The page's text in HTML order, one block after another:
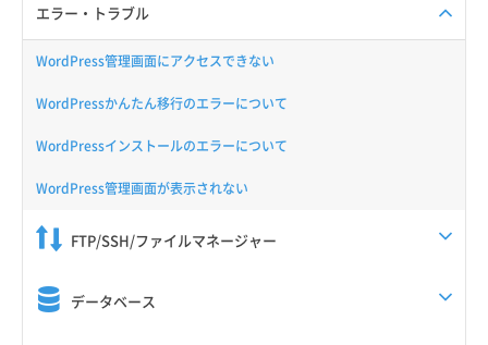
エラー・トラブル
WordPress管理画面にアクセスできない
WordPressかんたん移行のエラーについて
WordPressインストールのエラーについて
WordPress管理画面が表示されない
FTP/SSH/ファイルマネージャー
データベース